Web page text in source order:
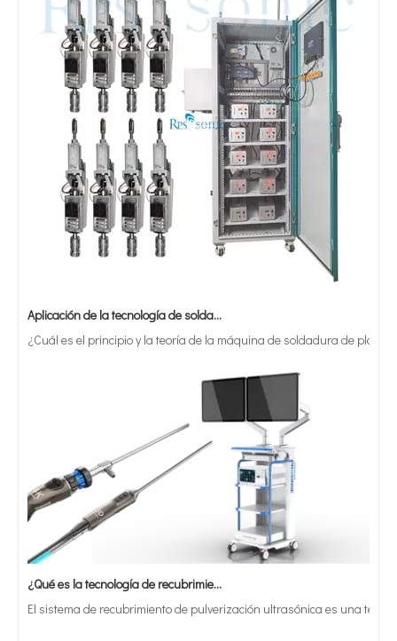
¿Cuál es el principio y la teoría de la máquina de soldadura de
¿Qué es la tecnología de recubrimiento por pulverización ultrasónica de endoscopio semiconductor?
El sistema de recubrimiento de pulverización ultrasónica es una